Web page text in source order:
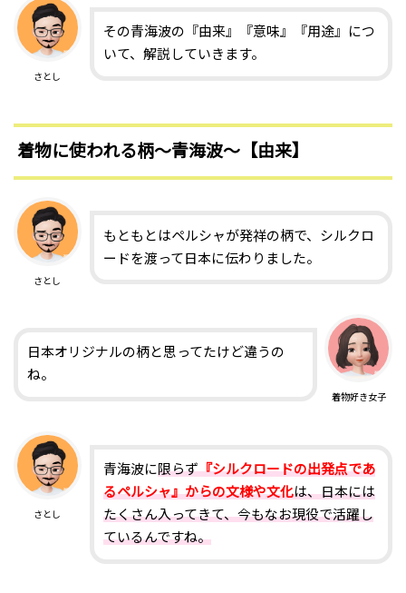
さとし
その青海波の『由来』『意味』『用途』につ
いて、解説していきます。
着物に使われる柄〜青海波〜【由来】
さとし
もともとはペルシャが発祥の柄で、シルクロ
ードを渡って日本に伝わりました。
着物好き女子
日本オリジナルの柄と思ってたけど違うの
ね。
さとし
青海波に限らず『シルクロードの出発点であ
るペルシャ』からの文様や文化は、日本には
たくさん入ってきて、今もなお現役で活躍し
ているんですね。